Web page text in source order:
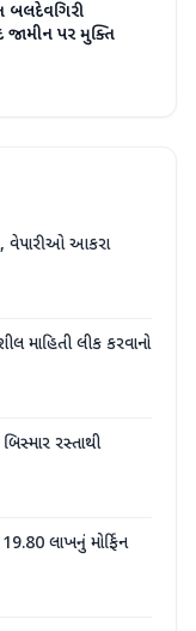
બલદેવગિરી
જામીન પર મુક્તિ
વેપારીઓ આકરા
માહિતી લીક કરવાનો
રસ્તાથી
લાખનું મોર્ફિન